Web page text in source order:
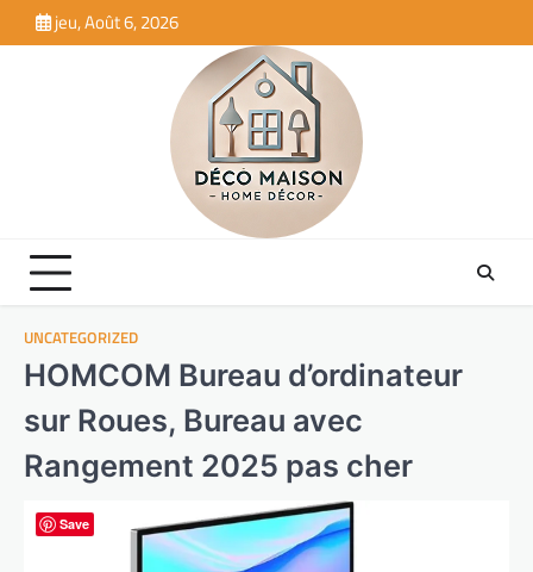
to
jeu, Août 6, 2026
UNCATEGORIZED
HOMCOM Bureau d’ordinateur
sur Roues, Bureau avec
Rangement 2025 pas cher
Save